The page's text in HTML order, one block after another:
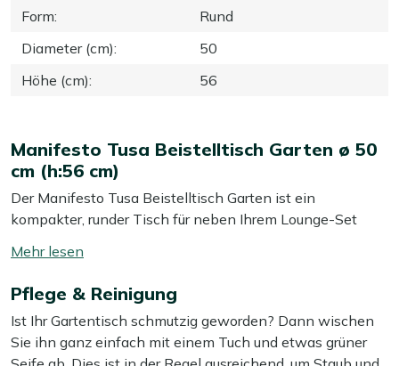
Form:
Rund
Diameter (cm):
50
Höhe (cm): 56
Manifesto Tusa Beistelltisch Garten ø 50
cm (h:56 cm)
Der Manifesto Tusa Beistelltisch Garten ist ein
kompakter, runder Tisch für neben Ihrem Lounge-Set
paar Snacks. Dank des Aluminiumgestells und der
Tischplatte ist er sehr leicht und lässt sich ganz einfach
mit der Sonne oder in den Schatten verschieben. Der
Tisch ist komplett schwarz und fügt sich dezent in
nahezu jedes Set ein, ohne im Blickfeld zu stören. Mit
umschalten
Pflege & Reinigung
Ist Ihr Gartentisch schmutzig geworden? Dann wischen
Sie ihn ganz einfach mit einem Tuch und etwas grüner